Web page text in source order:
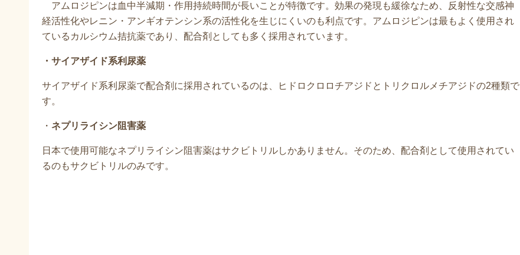
アムロジピンは血中半減期・作用持続時間が長いことが特徴です。効果の発現も緩徐なため、反射性な交感神
経活性化やレニン・アンギオテンシン系の活性化を生じにくいのも利点です。アムロジピンは最もよく使用され
ているカルシウム拮抗薬であり、配合剤としても多く採用されています。
・サイアザイド系利尿薬
サイアザイド系利尿薬で配合剤に採用されているのは、ヒドロクロロチアジドとトリクロルメチアジドの2種類で
す。
・ ネプリライシン阻害薬
日本で使用可能なネプリライシン阻害薬はサクビトリルしかありません。そのため、配合剤として使用されてい
るのもサクビトリルのみです。